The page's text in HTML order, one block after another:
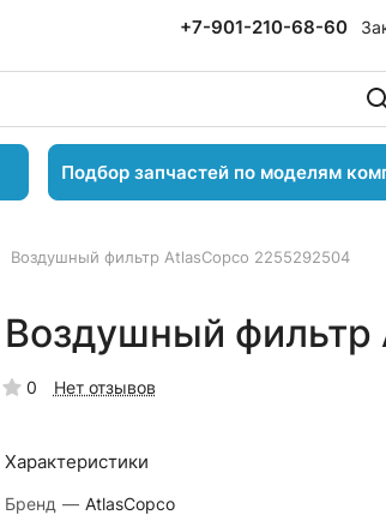
+7-901-210-68-60
Подбор запчастей по моделям
Воздушный фильтр AtlasCopco 2255292504
Воздушный
0 Нет отзывов
Характеристики
Бренд — AtlasCopco